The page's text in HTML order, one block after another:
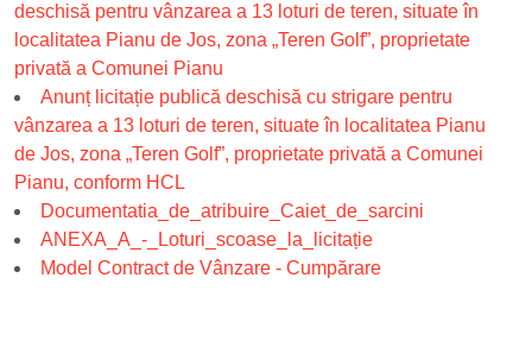
deschisă pentru vânzarea a 13 loturi de teren, situate în
localitatea Pianu de Jos, zona „Teren Golf”, proprietate
privată a Comunei Pianu
Anunț licitație publică deschisă cu strigare pentru
vânzarea a 13 loturi de teren, situate în localitatea Pianu
de Jos, zona „Teren Golf”, proprietate privată a Comunei
Pianu, conform HCL
Documentatia_de_atribuire_Caiet_de_sarcini
ANEXA_A_-_Loturi_scoase_la_licitație
Model Contract de Vânzare - Cumpărare